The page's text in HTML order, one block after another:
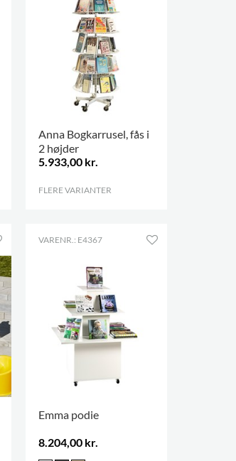
Anna Bogkarrusel, fås i
2 højder
5.933,00 kr.
FLERE VARIANTER
VARENR.: E4367
Emma podie
8.204,00 kr.